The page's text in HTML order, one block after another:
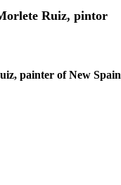
Ruiz, pintor
painter of New Spain